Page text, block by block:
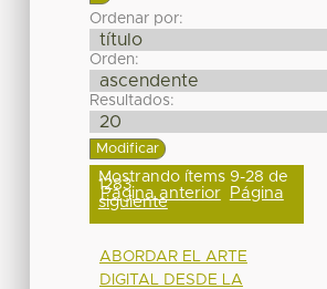
Ordenar por:
Orden:
Resultados:
Mostrando ítems 9-28 de
1283
Página anterior Página
siguiente
ABORDAR EL ARTE
DIGITAL DESDE LA